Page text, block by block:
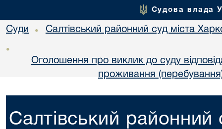
Судова влада
Суди • Салтівський районний суд міста
•
Оголошення про виклик до суду
проживання
Салтівський районний